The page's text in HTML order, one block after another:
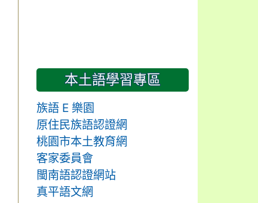
本土語學習專區
族語 E 樂園
原住民族語認證網
桃園市本土教育網
客家委員會
閩南語認證網站
真平語文網